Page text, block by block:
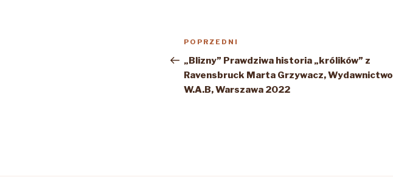
Nawigacja
wpisu
Poprzedni
wpis
POPRZEDNI
„Blizny” Prawdziwa historia „królików” z
Ravensbruck Marta Grzywacz, Wydawnictwo
W.A.B, Warszawa 2022